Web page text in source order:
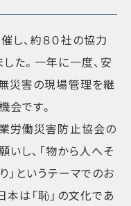
し、約８０社の協力
た。一年に一度、安
災害の現場管理を継
会です。
労働災害防止協会の
し、「物から人へそ
」というテーマでのお
本は「恥」の文化であ